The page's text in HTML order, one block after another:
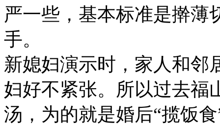
严一些，基本标准是擀薄
手。
新媳妇演示时，家人和邻
妇好不紧张。所以过去福
汤，为的就是婚后“揽饭